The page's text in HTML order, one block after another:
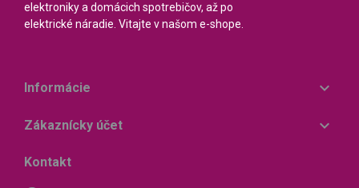
elektroniky a domácich spotrebičov, až po
elektrické náradie. Vitajte v našom e-shope.
Informácie 
Zákaznícky účet 
Kontakt